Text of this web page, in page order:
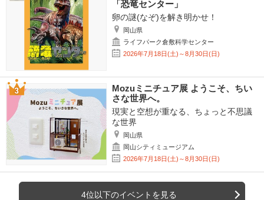
「恐竜センター」
卵の謎(なぞ)を解き明かせ！
岡山県
ライフパーク倉敷科学センター
2026年7月18日(土)～8月30日(日)
Mozuミニチュア展 ようこそ、ちい
さな世界へ。
現実と空想が重なる、ちょっと不思議
な世界
岡山県
岡山シティミュージアム
2026年7月18日(土)～8月30日(日)
4位以下のイベントを見る